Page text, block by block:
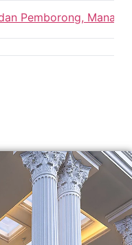
Pemborong, Mana